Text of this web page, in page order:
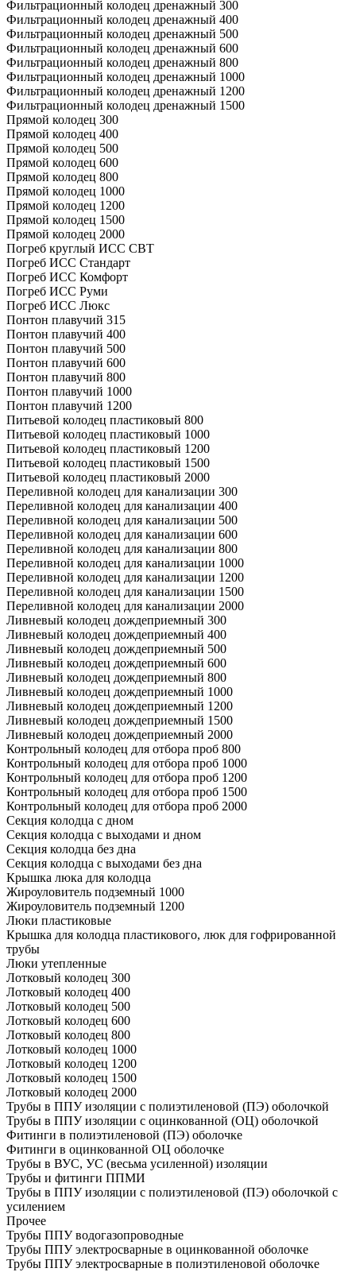
Фильтрационный колодец дренажный 300
Фильтрационный колодец дренажный 400
Фильтрационный колодец дренажный 500
Фильтрационный колодец дренажный 600
Фильтрационный колодец дренажный 800
Фильтрационный колодец дренажный 1000
Фильтрационный колодец дренажный 1200
Фильтрационный колодец дренажный 1500
Прямой колодец 300
Прямой колодец 400
Прямой колодец 500
Прямой колодец 600
Прямой колодец 800
Прямой колодец 1000
Прямой колодец 1200
Прямой колодец 1500
Прямой колодец 2000
Погреб круглый ИСС СВТ
Погреб ИСС Стандарт
Погреб ИСС Комфорт
Погреб ИСС Руми
Погреб ИСС Люкс
Понтон плавучий 315
Понтон плавучий 400
Понтон плавучий 500
Понтон плавучий 600
Понтон плавучий 800
Понтон плавучий 1000
Понтон плавучий 1200
Питьевой колодец пластиковый 800
Питьевой колодец пластиковый 1000
Питьевой колодец пластиковый 1200
Питьевой колодец пластиковый 1500
Питьевой колодец пластиковый 2000
Переливной колодец для канализации 300
Переливной колодец для канализации 400
Переливной колодец для канализации 500
Переливной колодец для канализации 600
Переливной колодец для канализации 800
Переливной колодец для канализации 1000
Переливной колодец для канализации 1200
Переливной колодец для канализации 1500
Переливной колодец для канализации 2000
Ливневый колодец дождеприемный 300
Ливневый колодец дождеприемный 400
Ливневый колодец дождеприемный 500
Ливневый колодец дождеприемный 600
Ливневый колодец дождеприемный 800
Ливневый колодец дождеприемный 1000
Ливневый колодец дождеприемный 1200
Ливневый колодец дождеприемный 1500
Ливневый колодец дождеприемный 2000
Контрольный колодец для отбора проб 800
Контрольный колодец для отбора проб 1000
Контрольный колодец для отбора проб 1200
Контрольный колодец для отбора проб 1500
Контрольный колодец для отбора проб 2000
Секция колодца с дном
Секция колодца с выходами и дном
Секция колодца без дна
Секция колодца с выходами без дна
Крышка люка для колодца
Жироуловитель подземный 1000
Жироуловитель подземный 1200
Люки пластиковые
Крышка для колодца пластикового, люк для гофрированной
трубы
Люки утепленные
Лотковый колодец 300
Лотковый колодец 400
Лотковый колодец 500
Лотковый колодец 600
Лотковый колодец 800
Лотковый колодец 1000
Лотковый колодец 1200
Лотковый колодец 1500
Лотковый колодец 2000
Трубы в ППУ изоляции с полиэтиленовой (ПЭ) оболочкой
Трубы в ППУ изоляции с оцинкованной (ОЦ) оболочкой
Фитинги в полиэтиленовой (ПЭ) оболочке
Фитинги в оцинкованной ОЦ оболочке
Трубы в ВУС, УС (весьма усиленной) изоляции
Трубы и фитинги ППМИ
Трубы в ППУ изоляции с полиэтиленовой (ПЭ) оболочкой с
усилением
Прочее
Трубы ППУ водогазопроводные
Трубы ППУ электросварные в оцинкованной оболочке
Трубы ППУ электросварные в полиэтиленовой оболочке